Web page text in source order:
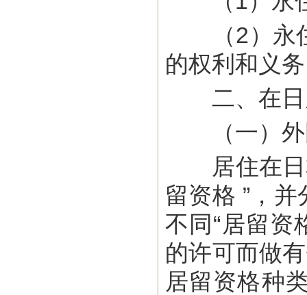
（2）永住
的权利和义
二、在日
（一）外
居住在日
留资格 ”，
不同“居留资
的许可而做
居留资格种